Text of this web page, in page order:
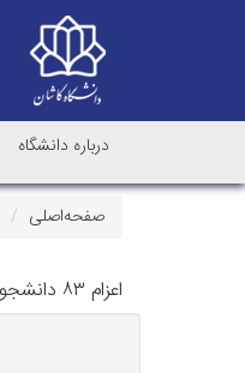
درباره دانشگاه
صفحه‌اصلی
اعزام ۸۳ دانشجوی دانشگاه کاشان به عمره دانشجویی